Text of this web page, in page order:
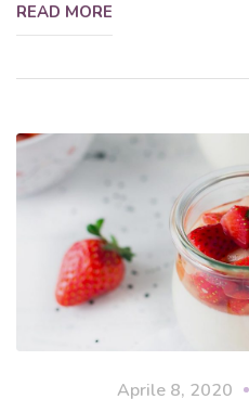
READ MORE
Aprile 8, 2020